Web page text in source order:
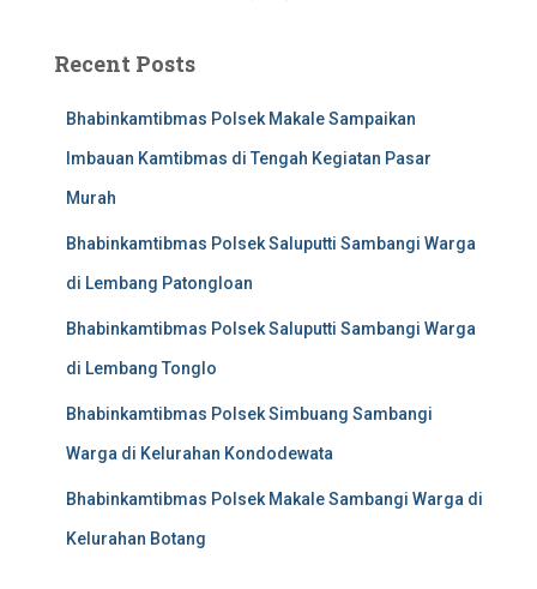
Recent Posts
Bhabinkamtibmas Polsek Makale Sampaikan
Imbauan Kamtibmas di Tengah Kegiatan Pasar
Murah
Bhabinkamtibmas Polsek Saluputti Sambangi Warga
di Lembang Patongloan
Bhabinkamtibmas Polsek Saluputti Sambangi Warga
di Lembang Tonglo
Bhabinkamtibmas Polsek Simbuang Sambangi
Warga di Kelurahan Kondodewata
Bhabinkamtibmas Polsek Makale Sambangi Warga di
Kelurahan Botang